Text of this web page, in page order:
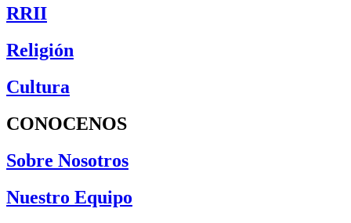
RRII
Religión
Cultura
CONOCENOS
Sobre Nosotros
Nuestro Equipo